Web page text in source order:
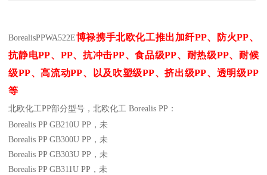
BorealisPPWA522E博禄携手北欧化工推出加纤PP、防火PP、
抗静电PP、 PP、抗冲击PP、食品级PP、耐热级PP、耐候
级PP、高流动PP、以及吹塑级PP、挤出级PP、透明级PP
等
北欧化工PP部分型号，北欧化工 Borealis PP：
Borealis PP GB210U PP ，未
Borealis PP GB300U PP ，未
Borealis PP GB303U PP ，未
Borealis PP GB311U PP ，未